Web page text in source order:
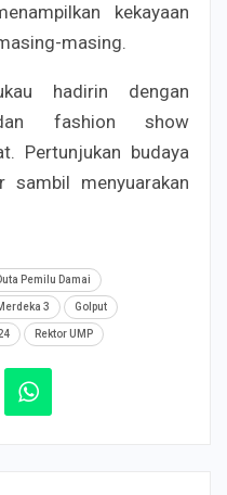
kekayaan
masing.
hadirin dengan
fashion show
Pertunjukan budaya
menyuarakan
Pemilu Damai
3 Golput
Rektor UMP